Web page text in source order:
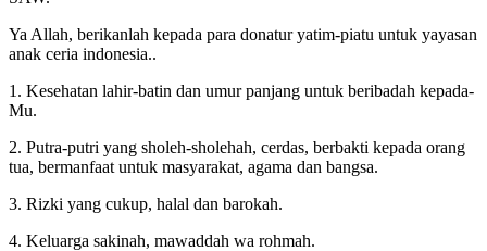
Ya Allah, berikanlah kepada para donatur yatim-piatu untuk yayasan
anak ceria indonesia..
1. Kesehatan lahir-batin dan umur panjang untuk beribadah kepada-
Mu.
2. Putra-putri yang sholeh-sholehah, cerdas, berbakti kepada orang
tua, bermanfaat untuk masyarakat, agama dan bangsa.
3. Rizki yang cukup, halal dan barokah.
4. Keluarga sakinah, mawaddah wa rohmah.